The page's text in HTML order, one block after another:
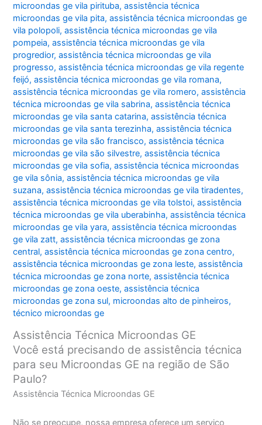
microondas ge vila pirituba,assistência técnica
microondas ge vila pita,assistência técnica microondas ge
vila polopoli,assistência técnica microondas ge vila
pompeia,assistência técnica microondas ge vila
progredior,assistência técnica microondas ge vila
progresso,assistência técnica microondas ge vila regente
feijó,assistência técnica microondas ge vila romana,
assistência técnica microondas ge vila romero,assistência
técnica microondas ge vila sabrina,assistência técnica
microondas ge vila santa catarina,assistência técnica
microondas ge vila santa terezinha,assistência técnica
microondas ge vila são francisco,assistência técnica
microondas ge vila são silvestre,assistência técnica
microondas ge vila sofia,assistência técnica microondas
ge vila sônia,assistência técnica microondas ge vila
suzana,assistência técnica microondas ge vila tiradentes,
assistência técnica microondas ge vila tolstoi,assistência
técnica microondas ge vila uberabinha,assistência técnica
microondas ge vila yara,assistência técnica microondas
ge vila zatt,assistência técnica microondas ge zona
central,assistência técnica microondas ge zona centro,
assistência técnica microondas ge zona leste,assistência
técnica microondas ge zona norte,assistência técnica
microondas ge zona oeste,assistência técnica
microondas ge zona sul, microondas alto de pinheiros,
técnico microondas ge
Assistência Técnica Microondas GE
Você está precisando de assistência técnica
para seu Microondas GE na região de São
Paulo?
Assistência Técnica Microondas GE
Não se preocupe, nossa empresa oferece um serviço